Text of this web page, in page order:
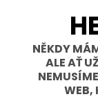
obsahuNĚKDY
ALE AŤ
WEB,